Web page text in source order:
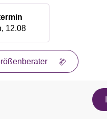
12.08